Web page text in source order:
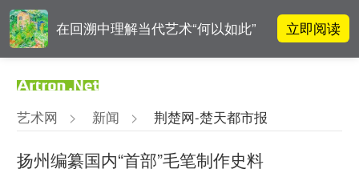
在回溯中理解当代艺术“何以如此” 立即阅读
破界与归真
对话 | 在开放和自由中确立艺术价
值
艺术网 > 新闻 > 荆楚网-楚天都市报
扬州编纂国内“首部”毛笔制作史料